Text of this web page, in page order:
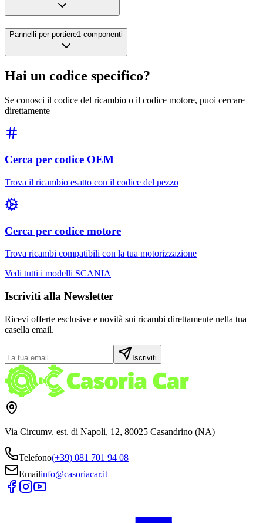
Pannelli per portiere1 componenti
Hai un codice specifico?
Se conosci il codice del ricambio o il codice motore, puoi cercare
direttamente
Cerca per codice OEM
Trova il ricambio esatto con il codice del pezzo
Cerca per codice motore
Trova ricambi compatibili con la tua motorizzazione
Vedi tutti i modelli SCANIA
Iscriviti alla Newsletter
Ricevi offerte esclusive e novità sui ricambi direttamente nella tua
casella email.
Iscriviti
Via Circumv. est. di Napoli, 12, 80025 Casandrino (NA)
Telefono(+39) 081 701 94 08
Emailinfo@casoriacar.it